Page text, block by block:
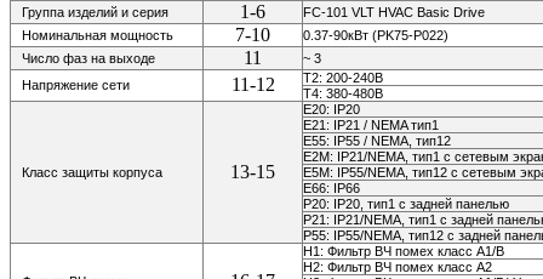
Группа изделий и серия 1-6
FC-101 VLT HVAC Basic Drive
Номинальная мощность
7-10
0.37-90кВт (PK75-P022)
Число фаз на выходе
11
~ 3
Напряжение сети
11-12
Т2: 200-240В
Т4: 380-480В
Класс защиты корпуса 13-15
E20: IP20
E21: IP21 / NEMA тип1
E55: IP55 / NEMA, тип12
E2M: IP21/NEMA, тип1 с сетевым
E5M: IP55/NEMA, тип12 с сетевым
E66: IP66
P20: IP20, тип1 с задней панелью
P21: IP21/NEMA, тип1 с задней
P55: IP55/NEMA, тип12 с задней
H1: Фильтр ВЧ помех класс A1/В
H2: Фильтр ВЧ помех класс A2